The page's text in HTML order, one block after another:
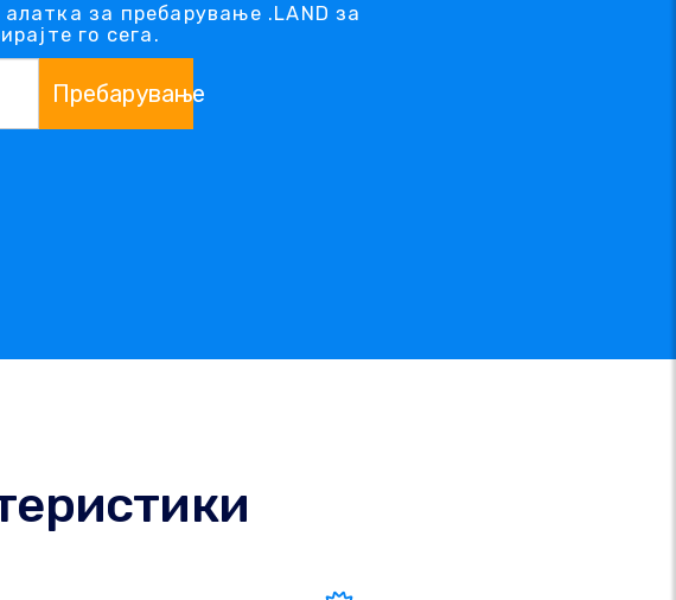
за пребарување .LAND за
го сега.
Пребарување